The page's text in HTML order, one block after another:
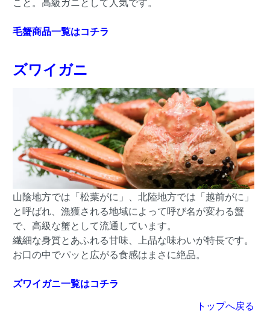
こと。高級ガニとして人気です。
毛蟹商品一覧はコチラ
ズワイガニ
山陰地方では「松葉がに」、北陸地方では「越前がに」
と呼ばれ、漁獲される地域によって呼び名が変わる蟹
で、高級な蟹として流通しています。
繊細な身質とあふれる甘味、上品な味わいが特長です。
お口の中でパッと広がる食感はまさに絶品。
ズワイガニ一覧はコチラ
トップへ戻る